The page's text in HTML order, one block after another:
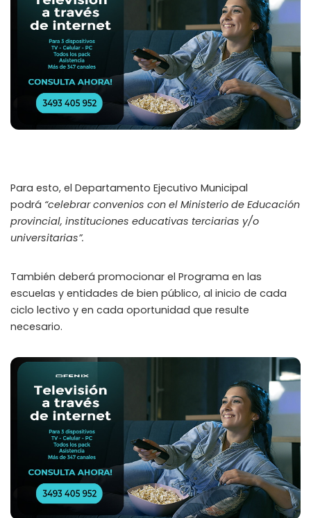
Para esto, el Departamento Ejecutivo Municipal
podrá “celebrar convenios con el Ministerio de Educación
provincial, instituciones educativas terciarias y/o
universitarias”.
También deberá promocionar el Programa en las
escuelas y entidades de bien público, al inicio de cada
ciclo lectivo y en cada oportunidad que resulte
necesario.